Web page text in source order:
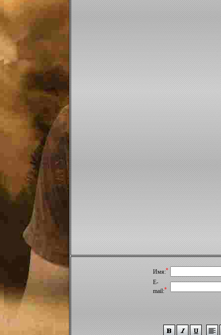
Имя:*
E-
mail:*